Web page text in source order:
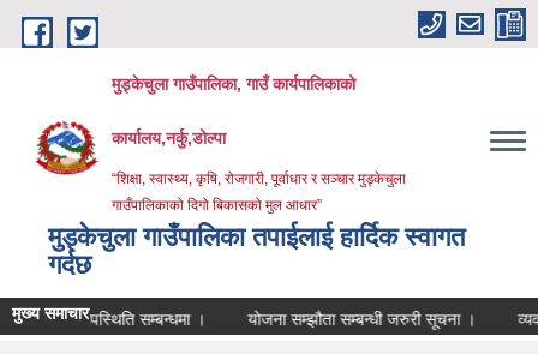
Skip to main content
मुड्केचुला गाउँपालिका, गाउँ कार्यपालिकाको
कार्यालय,नर्कु,डोल्पा
“शिक्षा, स्वास्थ्य, कृषि, रोजगारी, पूर्वाधार र सञ्चार मुड्केचुला
गाउँपालिकाको दिगो बिकासको मुल आधार”
मुड्केचुला गाउँपालिका तपाईलाई हार्दिक स्वागत
गर्दछ
मुख्य समाचार
उपस्थिति सम्बन्धमा । योजना सम्झौता सम्बन्धी जरुरी सूचना । व्यवशाय